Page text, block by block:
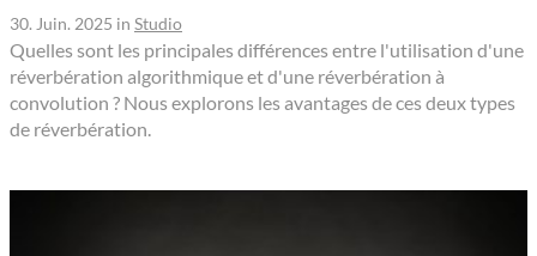
30. Juin. 2025 in Studio
Quelles sont les principales différences entre l'utilisation d'une
réverbération algorithmique et d'une réverbération à
convolution ? Nous explorons les avantages de ces deux types
de réverbération.